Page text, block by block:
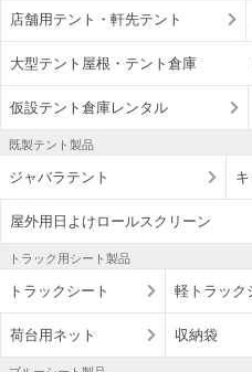
店舗用テント・軒先テント
大型テント屋根・テント倉庫
仮設テント倉庫レンタル
既製テント製品
ジャバラテント
屋外用日よけロールスクリーン
トラック用シート製品
トラックシート 軽トラック
荷台用ネット 収納袋